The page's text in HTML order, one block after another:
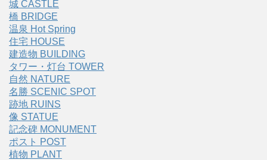
城 CASTLE
橋 BRIDGE
温泉 Hot Spring
住宅 HOUSE
建造物 BUILDING
タワー・灯台 TOWER
自然 NATURE
名勝 SCENIC SPOT
跡地 RUINS
像 STATUE
記念碑 MONUMENT
ポスト POST
植物 PLANT